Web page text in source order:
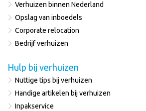
Verhuizen binnen Nederland
Opslag van inboedels
Corporate relocation
Bedrijf verhuizen
Hulp bij verhuizen
Nuttige tips bij verhuizen
Handige artikelen bij verhuizen
Inpakservice